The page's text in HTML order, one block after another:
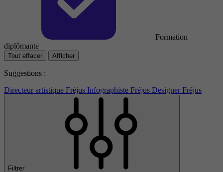
Formation
diplômante
Tout effacer Afficher
Suggestions :
Directeur artistique Fréjus Infographiste Fréjus Designer Fréjus
Filtrer